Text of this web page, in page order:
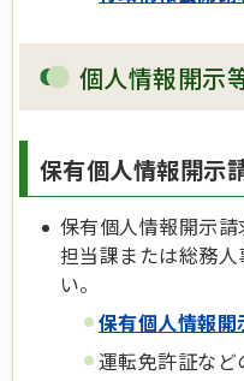
個人情報開示
保有個人情報開示
保有個人情報開示請
担当課または総務
い。
保有個人情報開
運転免許証など